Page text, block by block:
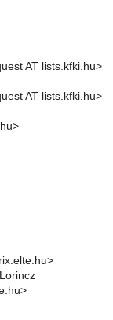
AT lists.kfki.hu>
AT lists.kfki.hu>